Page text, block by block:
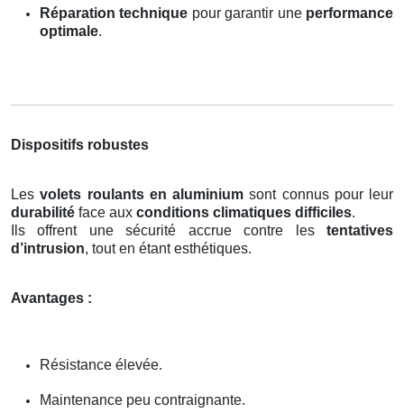
Réparation technique pour garantir une performance
optimale.
Dispositifs robustes
Lesvolets roulants en aluminium sont connus pour leur
durabilité face aux conditions climatiques difficiles.
Ils offrent une sécurité accrue contre les tentatives
d’intrusion, tout en étant esthétiques.
Avantages :
Résistance élevée.
Maintenance peu contraignante.